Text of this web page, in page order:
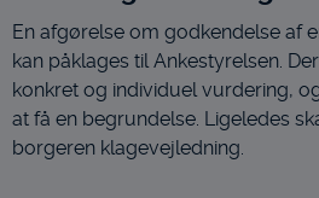
En afgørelse om godkendelse af
kan påklages til Ankestyrelsen.
konkret og individuel vurdering,
at få en begrundelse. Ligeledes
borgeren klagevejledning.